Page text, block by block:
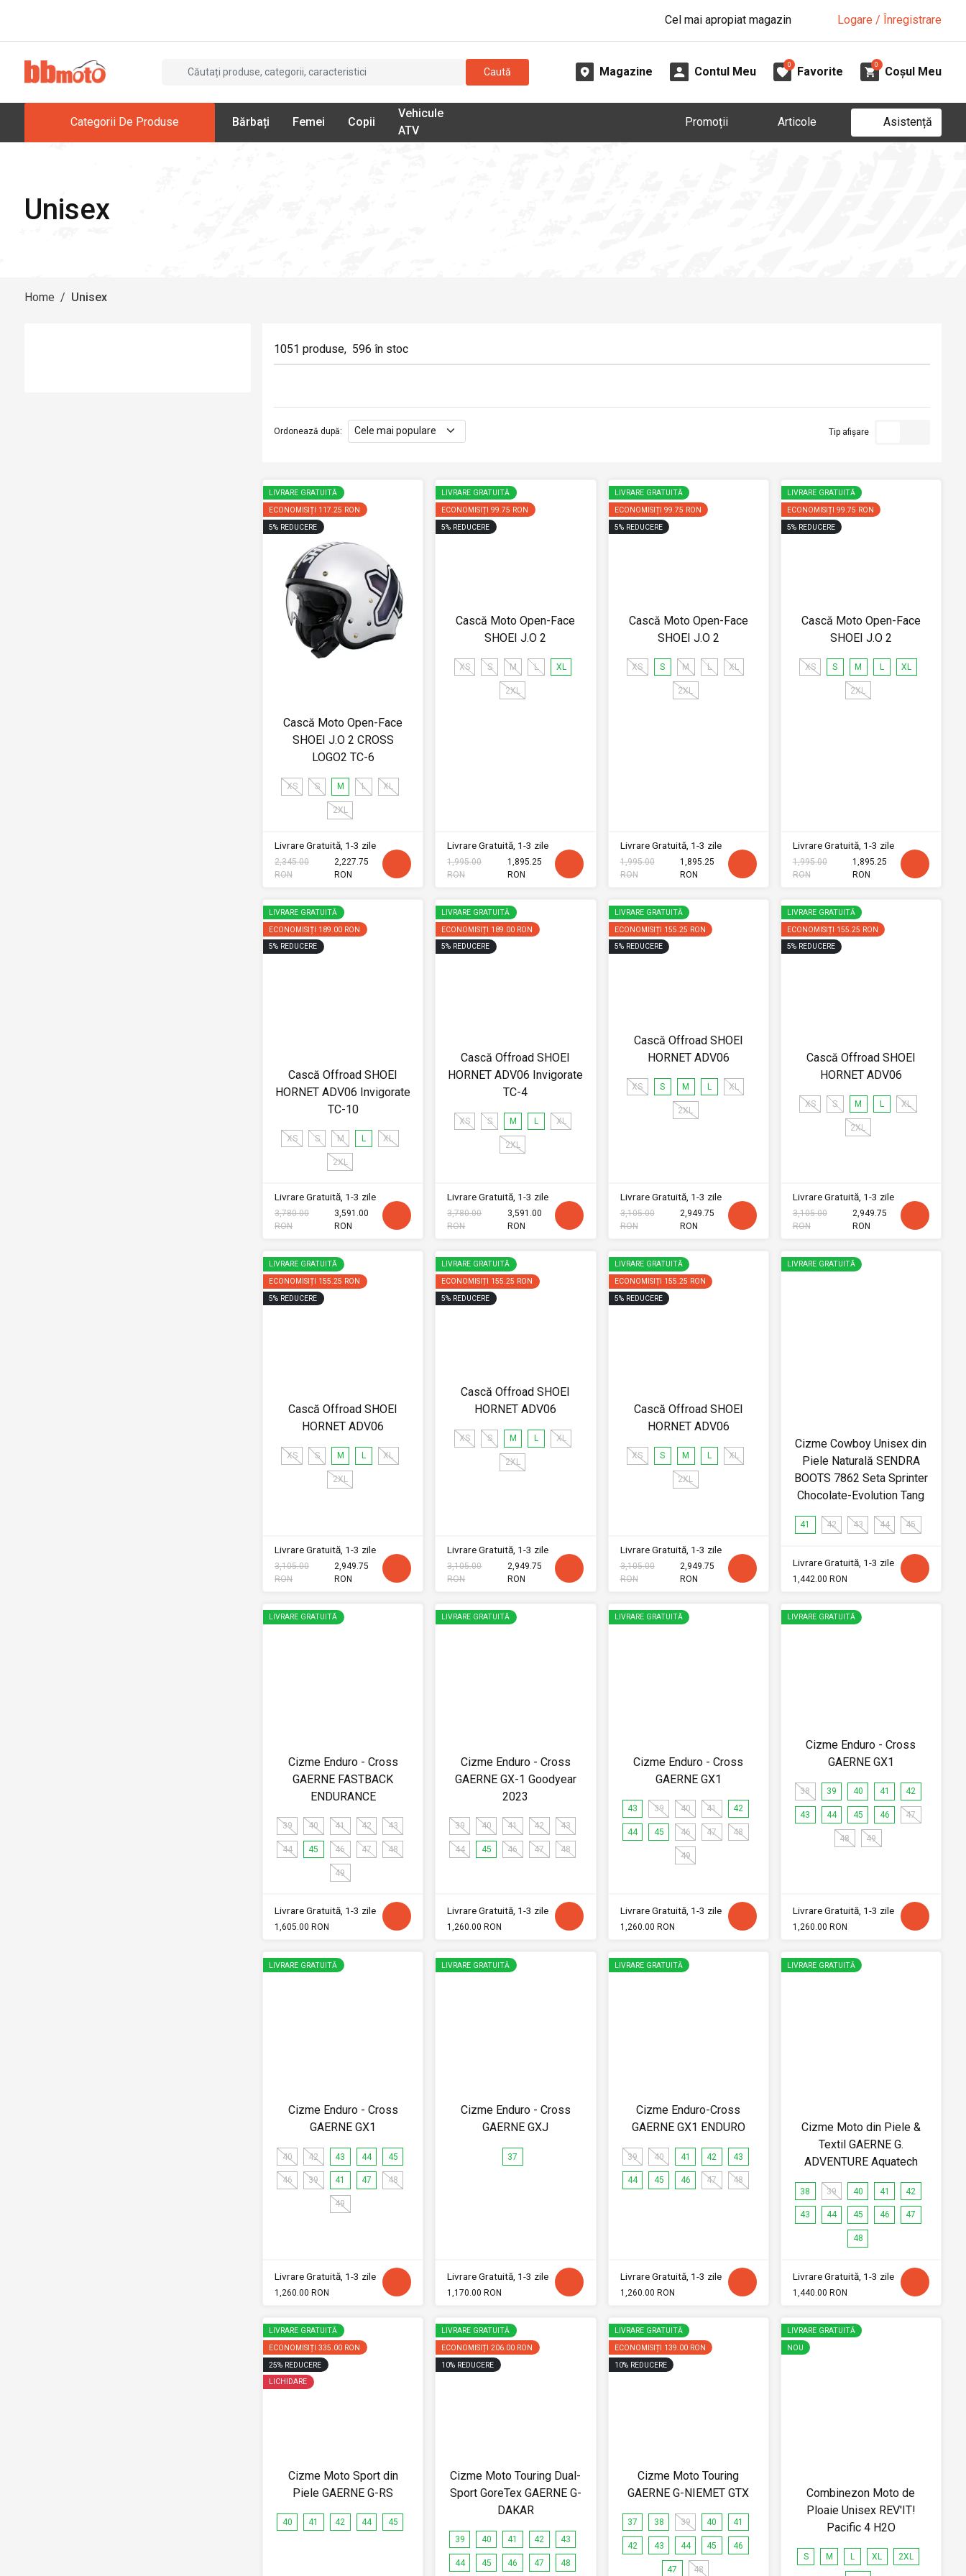
Cel mai apropiat magazin Logare / Înregistrare
Caută Magazine Contul Meu
0
Favorite
0
Coșul Meu
Categorii De Produse Bărbați Femei Copii
Vehicule
ATV
Promoții Articole Asistență
Unisex
Home / Unisex
1051 produse, 596 în stoc
Ordonează după: Tip afișare
LIVRARE GRATUITĂ
ECONOMISIȚI 117.25 RON
5% REDUCERE
Cască Moto Open-Face
SHOEI J.O 2 CROSS
LOGO2 TC-6
XS S M L XL
2XL
Livrare Gratuită, 1-3 zile
2,345.00
RON
2,227.75
RON
LIVRARE GRATUITĂ
ECONOMISIȚI 99.75 RON
5% REDUCERE
Cască Moto Open-Face
SHOEI J.O 2
XS S M L XL
2XL
Livrare Gratuită, 1-3 zile
1,995.00
RON
1,895.25
RON
LIVRARE GRATUITĂ
ECONOMISIȚI 99.75 RON
5% REDUCERE
Cască Moto Open-Face
SHOEI J.O 2
XS S M L XL
2XL
Livrare Gratuită, 1-3 zile
1,995.00
RON
1,895.25
RON
LIVRARE GRATUITĂ
ECONOMISIȚI 99.75 RON
5% REDUCERE
Cască Moto Open-Face
SHOEI J.O 2
XS S M L XL
2XL
Livrare Gratuită, 1-3 zile
1,995.00
RON
1,895.25
RON
LIVRARE GRATUITĂ
ECONOMISIȚI 189.00 RON
5% REDUCERE
Cască Offroad SHOEI
HORNET ADV06 Invigorate
TC-10
XS S M L XL
2XL
Livrare Gratuită, 1-3 zile
3,780.00
RON
3,591.00
RON
LIVRARE GRATUITĂ
ECONOMISIȚI 189.00 RON
5% REDUCERE
Cască Offroad SHOEI
HORNET ADV06 Invigorate
TC-4
XS S M L XL
2XL
Livrare Gratuită, 1-3 zile
3,780.00
RON
3,591.00
RON
LIVRARE GRATUITĂ
ECONOMISIȚI 155.25 RON
5% REDUCERE
Cască Offroad SHOEI
HORNET ADV06
XS S M L XL
2XL
Livrare Gratuită, 1-3 zile
3,105.00
RON
2,949.75
RON
LIVRARE GRATUITĂ
ECONOMISIȚI 155.25 RON
5% REDUCERE
Cască Offroad SHOEI
HORNET ADV06
XS S M L XL
2XL
Livrare Gratuită, 1-3 zile
3,105.00
RON
2,949.75
RON
LIVRARE GRATUITĂ
ECONOMISIȚI 155.25 RON
5% REDUCERE
Cască Offroad SHOEI
HORNET ADV06
XS S M L XL
2XL
Livrare Gratuită, 1-3 zile
3,105.00
RON
2,949.75
RON
LIVRARE GRATUITĂ
ECONOMISIȚI 155.25 RON
5% REDUCERE
Cască Offroad SHOEI
HORNET ADV06
XS S M L XL
2XL
Livrare Gratuită, 1-3 zile
3,105.00
RON
2,949.75
RON
LIVRARE GRATUITĂ
ECONOMISIȚI 155.25 RON
5% REDUCERE
Cască Offroad SHOEI
HORNET ADV06
XS S M L XL
2XL
Livrare Gratuită, 1-3 zile
3,105.00
RON
2,949.75
RON
LIVRARE GRATUITĂ
Cizme Cowboy Unisex din
Piele Naturală SENDRA
BOOTS 7862 Seta Sprinter
Chocolate-Evolution Tang
41 42 43 44 45
Livrare Gratuită, 1-3 zile
1,442.00 RON
LIVRARE GRATUITĂ
Cizme Enduro - Cross
GAERNE FASTBACK
ENDURANCE
39 40 41 42 43
44 45 46 47 48
49
Livrare Gratuită, 1-3 zile
1,605.00 RON
LIVRARE GRATUITĂ
Cizme Enduro - Cross
GAERNE GX-1 Goodyear
2023
39 40 41 42 43
44 45 46 47 48
Livrare Gratuită, 1-3 zile
1,260.00 RON
LIVRARE GRATUITĂ
Cizme Enduro - Cross
GAERNE GX1
43 39 40 41 42
44 45 46 47 48
49
Livrare Gratuită, 1-3 zile
1,260.00 RON
LIVRARE GRATUITĂ
Cizme Enduro - Cross
GAERNE GX1
38 39 40 41 42
43 44 45 46 47
48 49
Livrare Gratuită, 1-3 zile
1,260.00 RON
LIVRARE GRATUITĂ
Cizme Enduro - Cross
GAERNE GX1
40 42 43 44 45
46 39 41 47 48
49
Livrare Gratuită, 1-3 zile
1,260.00 RON
LIVRARE GRATUITĂ
Cizme Enduro - Cross
GAERNE GXJ
37
Livrare Gratuită, 1-3 zile
1,170.00 RON
LIVRARE GRATUITĂ
Cizme Enduro-Cross
GAERNE GX1 ENDURO
39 40 41 42 43
44 45 46 47 48
Livrare Gratuită, 1-3 zile
1,260.00 RON
LIVRARE GRATUITĂ
Cizme Moto din Piele &
Textil GAERNE G.
ADVENTURE Aquatech
38 39 40 41 42
43 44 45 46 47
48
Livrare Gratuită, 1-3 zile
1,440.00 RON
LIVRARE GRATUITĂ
ECONOMISIȚI 335.00 RON
25% REDUCERE
LICHIDARE
Cizme Moto Sport din
Piele GAERNE G-RS
40 41 42 44 45
LIVRARE GRATUITĂ
ECONOMISIȚI 206.00 RON
10% REDUCERE
Cizme Moto Touring Dual-
Sport GoreTex GAERNE G-
DAKAR
39 40 41 42 43
44 45 46 47 48
LIVRARE GRATUITĂ
ECONOMISIȚI 139.00 RON
10% REDUCERE
Cizme Moto Touring
GAERNE G-NIEMET GTX
37 38 39 40 41
42 43 44 45 46
47 48
LIVRARE GRATUITĂ
NOU
Combinezon Moto de
Ploaie Unisex REV'IT!
Pacific 4 H2O
S M L XL 2XL